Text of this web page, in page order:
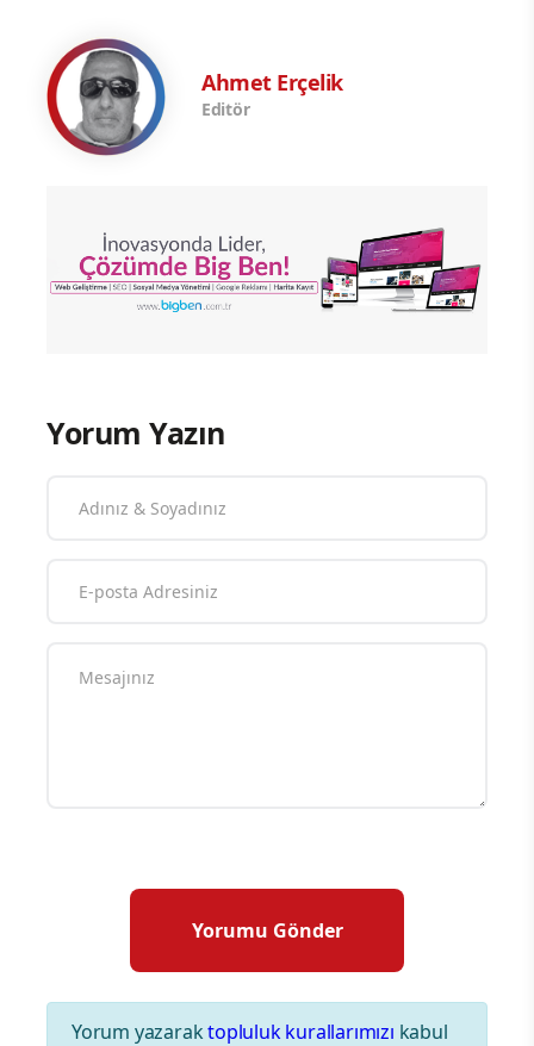
Ahmet Erçelik
Editör
Yorum Yazın
Yorum yazaraktopluluk kurallarımızı kabul